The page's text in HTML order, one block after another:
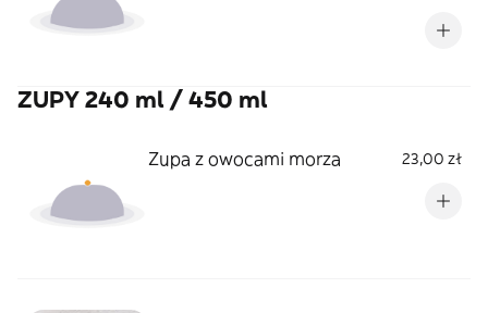
ZUPY 240 ml / 450 ml
Zupa z owocami morza 23,00 zł